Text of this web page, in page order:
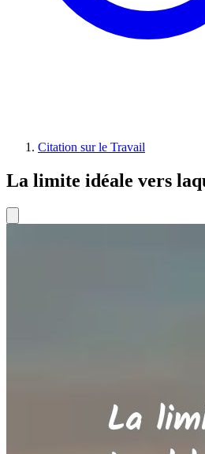
Citation sur le Travail
La limite idéale vers